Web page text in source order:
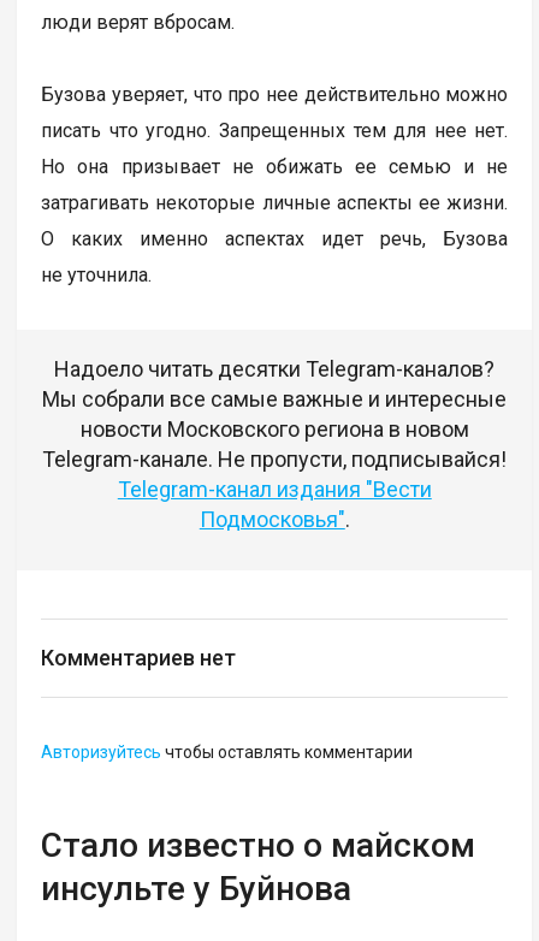
люди верят вбросам.
Бузова уверяет, что про нее действительно можно
писать что угодно. Запрещенных тем для нее нет.
Но она призывает не обижать ее семью и не
затрагивать некоторые личные аспекты ее жизни.
О каких именно аспектах идет речь, Бузова
не уточнила.
Надоело читать десятки Telegram-каналов?
Мы собрали все самые важные и интересные
новости Московского региона в новом
Telegram-канале. Не пропусти, подписывайся!
Telegram-канал издания "Вести
Подмосковья".
Комментариев нет
Авторизуйтесь чтобы оставлять комментарии
Стало известно о майском
инсульте у Буйнова